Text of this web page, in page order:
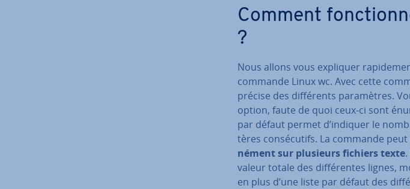
Comment
?
Nous allons vous expliquer
commande Linux wc. Avec cette
précise des dif­fé­rents pa­ra­mètres.
option, faute de quoi ceux-ci sont
par défaut permet d’indiquer le
tères con­sé­cu­tifs. La commande
né­ment sur plusieurs fichiers texte
valeur totale des dif­fé­rentes lignes,
en plus d’une liste par défaut des